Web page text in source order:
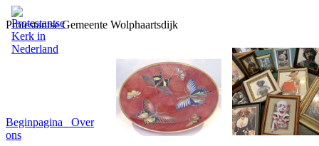
Protestantse Gemeente Wolphaartsdijk
Beginpagina
Over
ons